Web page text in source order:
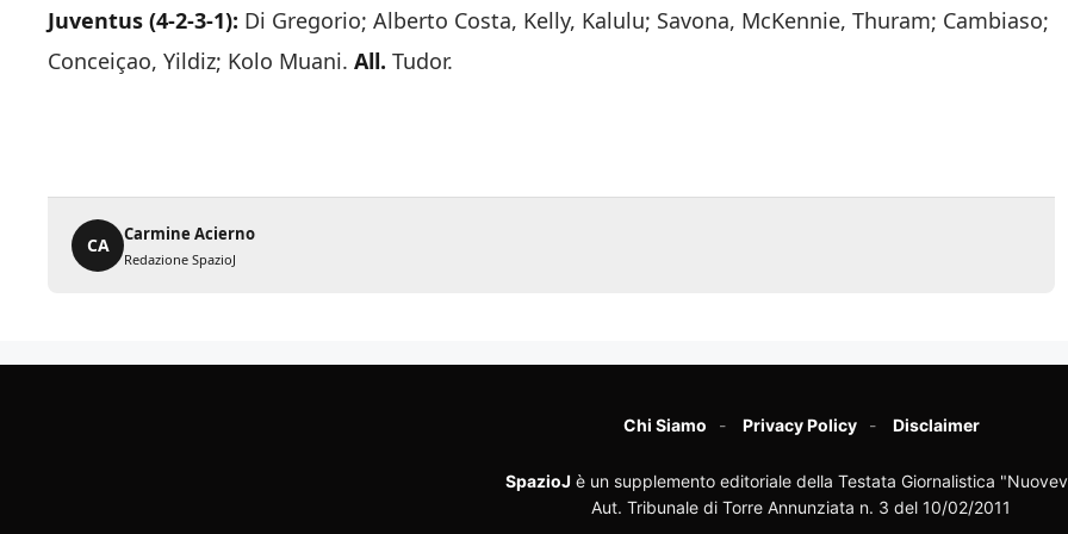
Juventus (4-2-3-1): Di Gregorio; Alberto Costa, Kelly, Kalulu; Savona, McKennie, Thuram; Cambiaso;
Conceiçao, Yildiz; Kolo Muani. All. Tudor.
CA
Carmine Acierno
Redazione SpazioJ
Chi Siamo Privacy Policy Disclaimer
SpazioJ è un supplemento editoriale della Testata Giornalistica
Aut. Tribunale di Torre Annunziata n. 3 del 10/02/2011